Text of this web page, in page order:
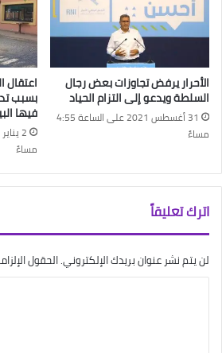
الأحرار يرفض تجاوزات بعض رجال
السلطة ويدعو إلى التزام الحياد
31 أغسطس 2021 على الساعة 4:55
مساءً
اعتقال
بسبب
فيها
مساءً
اترك تعليقاً
لن يتم نشر عنوان بريدك الإلكتروني.الحقول